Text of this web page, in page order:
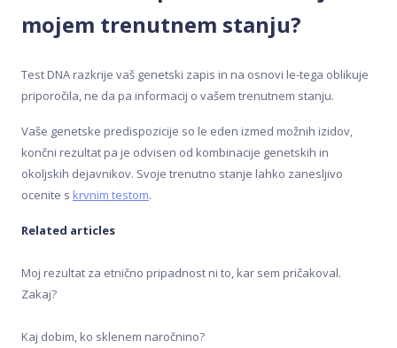
Meal Analyser
Medicinski testi DNA
Odvzem vzorca
Rezultati
mojem trenutnem stanju?
Test DNA razkrije vaš genetski zapis in na osnovi le-tega oblikuje
priporočila, ne da pa informacij o vašem trenutnem stanju.
Vaše genetske predispozicije so le eden izmed možnih izidov,
končni rezultat pa je odvisen od kombinacije genetskih in
okoljskih dejavnikov. Svoje trenutno stanje lahko zanesljivo
ocenite s krvnim testom.
Related articles
Moj rezultat za etnično pripadnost ni to, kar sem pričakoval.
Zakaj?
Kaj dobim, ko sklenem naročnino?